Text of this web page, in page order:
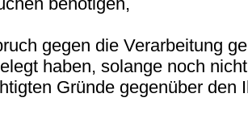
gegen die Verarbeitung
haben, solange noch
Gründe gegenüber den